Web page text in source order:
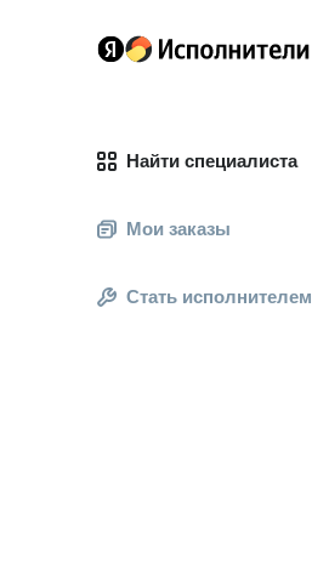
Найти специалиста
Мои заказы
Стать исполнителем